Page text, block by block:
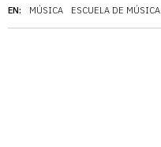
EN: MÚSICA ESCUELA DE MÚSICA